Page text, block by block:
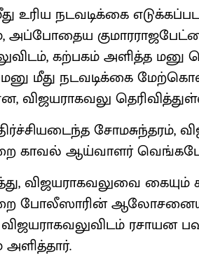
உரிய நடவடிக்கை
அப்போதைய
கற்பகம் அளித்த மனு
மீது நடவடிக்கை
விஜயராகவலு
சோமசுந்தரம்,
காவல் ஆய்வாளர்
விஜயராகவலுவை கையும்
போலீஸாரின்
ரசாயன
அளித்தார்.